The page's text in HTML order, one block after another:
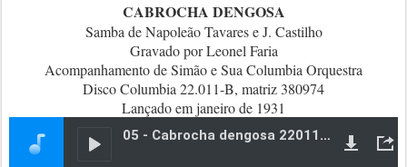
CABROCHA DENGOSA
Samba de Napoleão Tavares e J. Castilho
Gravado por Leonel Faria
Acompanhamento de Simão e Sua Columbia Orquestra
Disco Columbia 22.011-B, matriz 380974
Lançado em janeiro de 1931